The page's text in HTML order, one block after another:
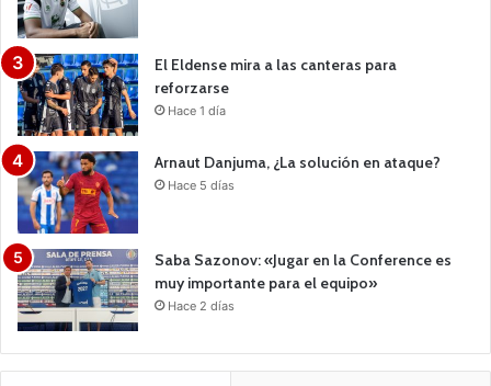
El Eldense mira a las canteras para
reforzarse
Hace 1 día
Arnaut Danjuma, ¿La solución en ataque?
Hace 5 días
Saba Sazonov: «Jugar en la Conference es
muy importante para el equipo»
Hace 2 días